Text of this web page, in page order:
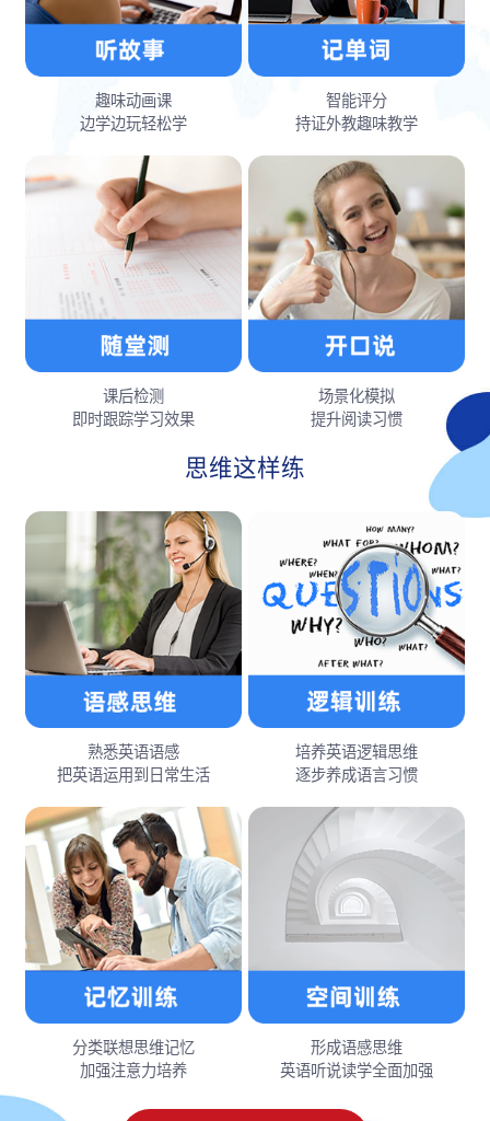
趣味动画课
边学边玩轻松学
智能评分
持证外教趣味教学
课后检测
即时跟踪学习效果
场景化模拟
提升阅读习惯
思维这样练
熟悉英语语感
把英语运用到日常生活
培养英语逻辑思维
逐步养成语言习惯
分类联想思维记忆
加强注意力培养
形成语感思维
英语听说读学全面加强